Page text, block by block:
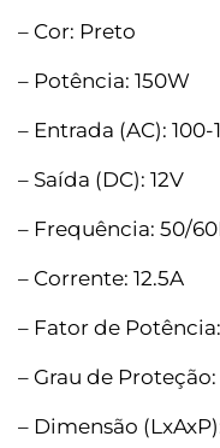
– Cor: Preto
– Potência: 150W
– Entrada (AC): 100-
– Saída (DC): 12V
– Frequência: 50/
– Corrente: 12.5A
– Fator de
– Grau de
– Dimensão